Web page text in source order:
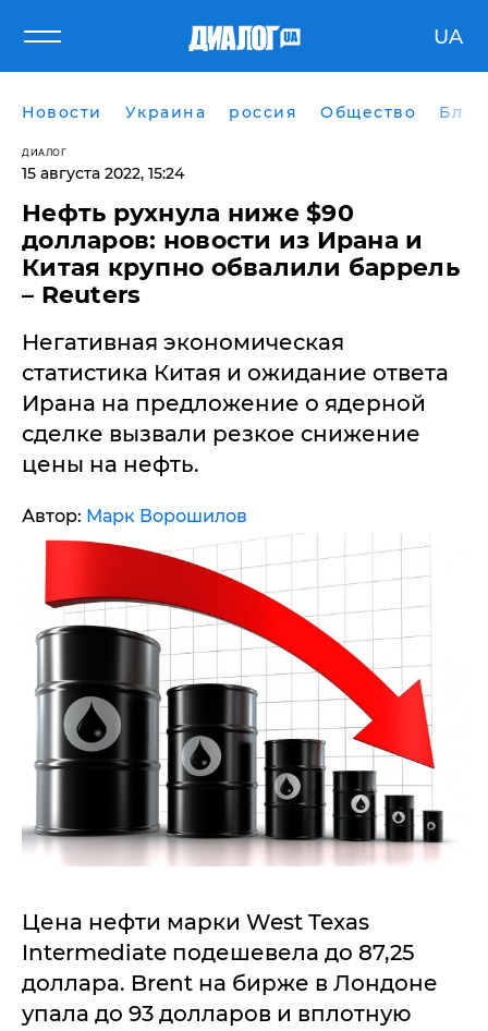
UA
Новости Украина россия Общество
ДИАЛОГ
15 августа 2022, 15:24
Нефть рухнула ниже $90
долларов: новости из Ирана и
Китая крупно обвалили баррель
– ​Reuters
Негативная экономическая
статистика Китая и ожидание ответа
Ирана на предложение о ядерной
сделке вызвали резкое снижение
цены на нефть.
Автор: Марк Ворошилов
Цена нефти марки West Texas
Intermediate подешевела до 87,25
доллара. Brent на бирже в Лондоне
упала до 93 долларов и вплотную